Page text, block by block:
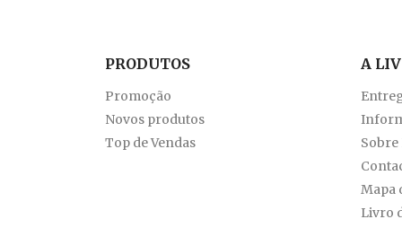
PRODUTOS
Promoção
Novos produtos
Top de Vendas
A
Sobre
Mapa
Livro